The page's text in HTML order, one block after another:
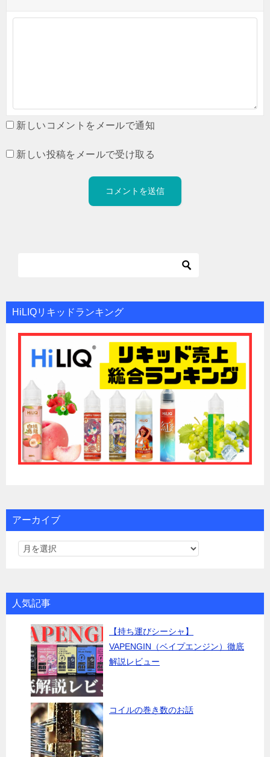
新しいコメントをメールで通知
新しい投稿をメールで受け取る
HiLIQリキッドランキング
アーカイブ
人気記事
【持ち運びシーシャ】
VAPENGIN（ベイプエンジン）徹底
解説レビュー
コイルの巻き数のお話